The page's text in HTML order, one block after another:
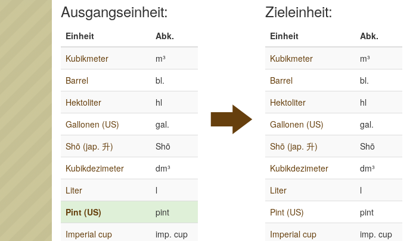
Ausgangseinheit:
Einheit
Abk.
Kubikmeter
m³
Barrel
bl.
Hektoliter
hl
Gallonen (US)
gal.
Shō (jap. 升)
Shō
Kubikdezimeter
dm³
Liter
l
Pint (US)
pint
Imperial cup
imp. cup
Zieleinheit:
Einheit
Abk.
Kubikmeter
m³
Barrel
bl.
Hektoliter
hl
Gallonen (US)
gal.
Shō (jap. 升)
Shō
Kubikdezimeter
dm³
Liter
l
Pint (US)
pint
Imperial cup
imp. cup